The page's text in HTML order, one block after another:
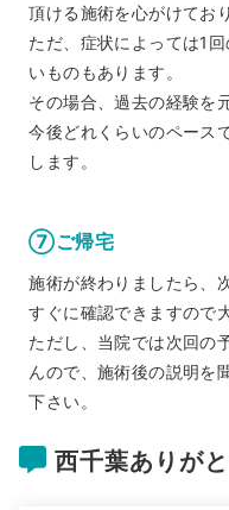
頂ける施術を心がけてお
ただ、症状によっては1
いものもあります。
その場合、過去の経験を
今後どれくらいのペース
します。
⑦ご帰宅
施術が終わりましたら、
すぐに確認できますので
ただし、当院では次回の
んので、施術後の説明を
下さい。
西千葉ありが